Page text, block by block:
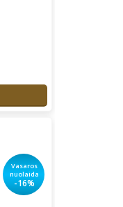
Vasaros
nuolaida
-16%